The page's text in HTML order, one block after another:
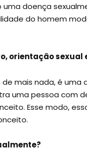
doença
do homem
orientação
de mais nada, é uma
uma pessoa com
Esse modo,